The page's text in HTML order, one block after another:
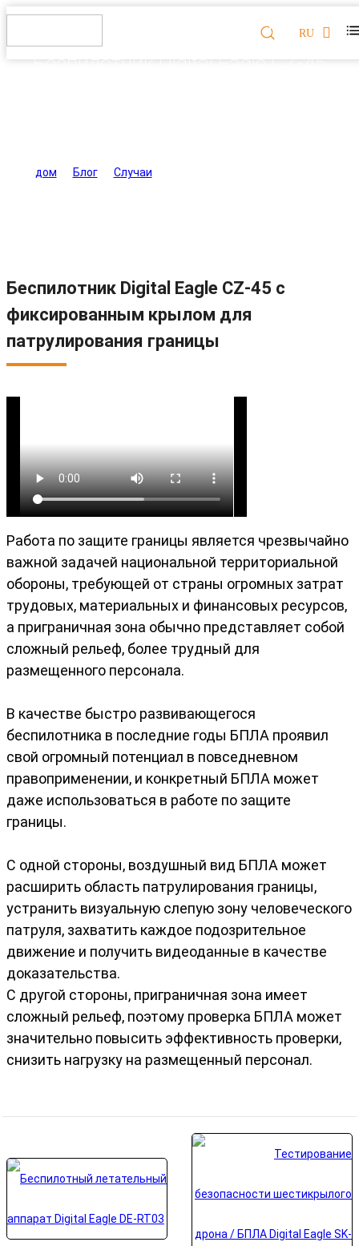
RU
дом Блог> Случаи
Беспилотник Digital Eagle CZ-45 с
фиксированным крылом для
патрулирования границы
Работа по защите границы является чрезвычайно
важной задачей национальной территориальной
обороны, требующей от страны огромных затрат
трудовых, материальных и финансовых ресурсов,
а приграничная зона обычно представляет собой
сложный рельеф, более трудный для
размещенного персонала.
В качестве быстро развивающегося
беспилотника в последние годы БПЛА проявил
свой огромный потенциал в повседневном
правоприменении, и конкретный БПЛА может
даже использоваться в работе по защите
границы.
С одной стороны, воздушный вид БПЛА может
расширить область патрулирования границы,
устранить визуальную слепую зону человеческого
патруля, захватить каждое подозрительное
движение и получить видеоданные в качестве
доказательства.
С другой стороны, приграничная зона имеет
сложный рельеф, поэтому проверка БПЛА может
значительно повысить эффективность проверки,
снизить нагрузку на размещенный персонал.